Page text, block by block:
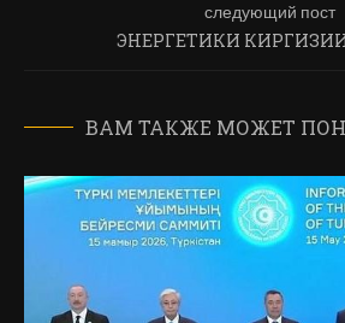
следующий пост
ЭНЕРГЕТИКИ
ВАМ ТАКЖЕ МОЖЕТ